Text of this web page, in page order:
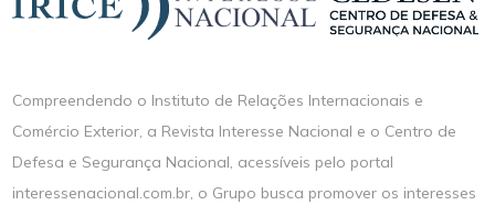
Compreendendo o Instituto de Relações Internacionais e
Comércio Exterior, a Revista Interesse Nacional e o Centro de
Defesa e Segurança Nacional, acessíveis pelo portal
interessenacional.com.br, o Grupo busca promover os interesses